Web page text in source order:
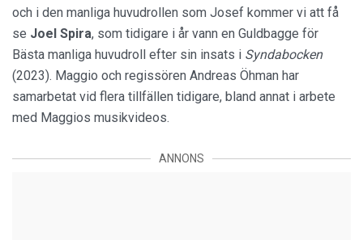
och i den manliga huvudrollen som Josef kommer vi att få
se Joel Spira, som tidigare i år vann en Guldbagge för
Bästa manliga huvudroll efter sin insats i Syndabocken
(2023). Maggio och regissören Andreas Öhman har
samarbetat vid flera tillfällen tidigare, bland annat i arbete
med Maggios musikvideos.
ANNONS